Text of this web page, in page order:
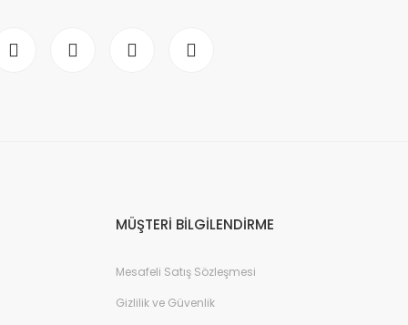
MÜŞTERİ BİLGİLENDİRME
Mesafeli Satış Sözleşmesi
Gizlilik ve Güvenlik